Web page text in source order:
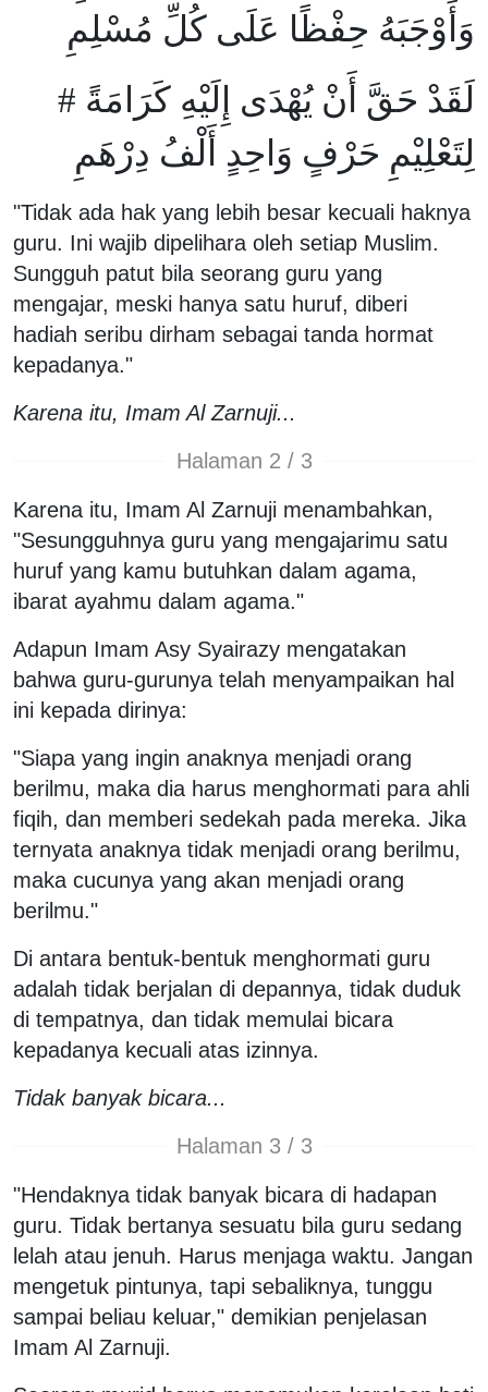
وَأَوْجَبَهُ حِفْظًا عَلَى كُلِّ مُسْلِمِ
لَقَدْ حَقَّ أَنْ يُهْدَى إِلَيْهِ كَرَامَةً #
لِتَعْلِيْمِ حَرْفٍ وَاحِدٍ أَلْفُ دِرْهَمِ
"Tidak ada hak yang lebih besar kecuali haknya
guru. Ini wajib dipelihara oleh setiap Muslim.
Sungguh patut bila seorang guru yang
mengajar, meski hanya satu huruf, diberi
hadiah seribu dirham sebagai tanda hormat
kepadanya."
Karena itu, Imam Al Zarnuji...
Halaman 2 / 3
Karena itu, Imam Al Zarnuji menambahkan,
"Sesungguhnya guru yang mengajarimu satu
huruf yang kamu butuhkan dalam agama,
ibarat ayahmu dalam agama."
Adapun Imam Asy Syairazy mengatakan
bahwa guru-gurunya telah menyampaikan hal
ini kepada dirinya:
"Siapa yang ingin anaknya menjadi orang
berilmu, maka dia harus menghormati para ahli
fiqih, dan memberi sedekah pada mereka. Jika
ternyata anaknya tidak menjadi orang berilmu,
maka cucunya yang akan menjadi orang
berilmu."
Di antara bentuk-bentuk menghormati guru
adalah tidak berjalan di depannya, tidak duduk
di tempatnya, dan tidak memulai bicara
kepadanya kecuali atas izinnya.
Tidak banyak bicara...
Halaman 3 / 3
"Hendaknya tidak banyak bicara di hadapan
guru. Tidak bertanya sesuatu bila guru sedang
lelah atau jenuh. Harus menjaga waktu. Jangan
mengetuk pintunya, tapi sebaliknya, tunggu
sampai beliau keluar," demikian penjelasan
Imam Al Zarnuji.